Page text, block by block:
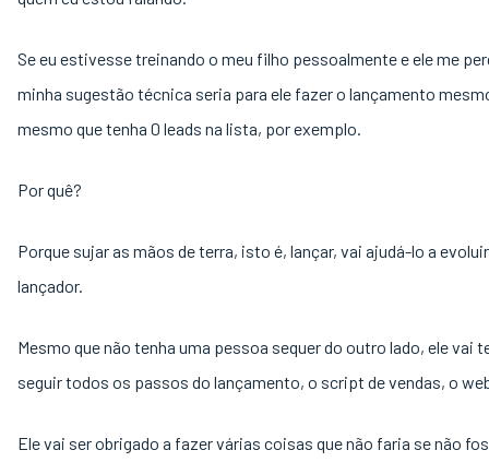
Se eu estivesse treinando o meu filho pessoalmente e ele me
minha sugestão técnica seria para ele fazer o lançamento
mesmo que tenha 0 leads na lista, por exemplo.
Por quê?
Porque sujar as mãos de terra, isto é, lançar, vai ajudá-lo a
lançador.
Mesmo que não tenha uma pessoa sequer do outro lado, ele vai
seguir todos os passos do lançamento, o script de vendas, o
Ele vai ser obrigado a fazer várias coisas que não faria se não